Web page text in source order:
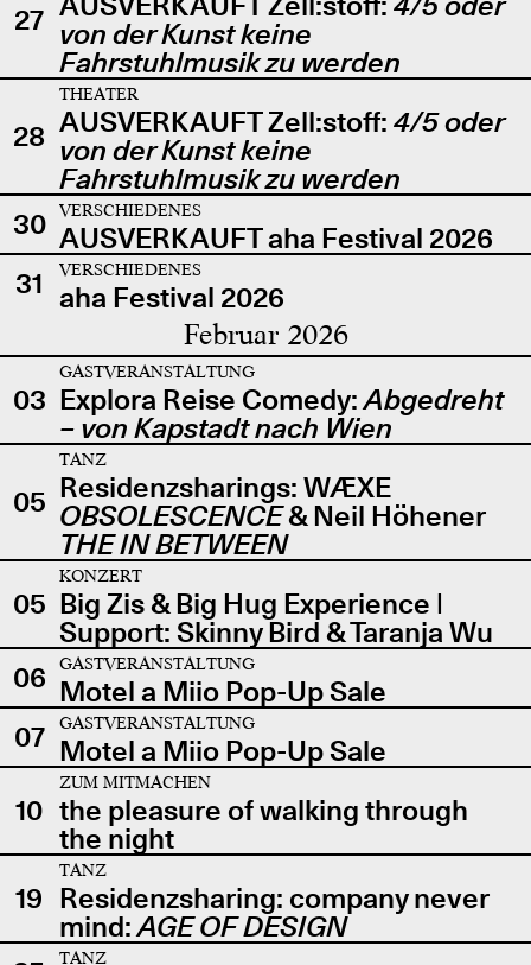
27 von der Kunst keine
Fahrstuhlmusik zu werden
28
THEATER
AUSVERKAUFT Zell:stoff: 4/5 oder
von der Kunst keine
Fahrstuhlmusik zu werden
30
VERSCHIEDENES
AUSVERKAUFT aha Festival 2026
31
VERSCHIEDENES
aha Festival 2026
Februar 2026
03
GASTVERANSTALTUNG
Explora Reise Comedy:Abgedreht
– von Kapstadt nach Wien
05
TANZ
Residenzsharings: WÆXE
OBSOLESCENCE& Neil Höhener
THE IN BETWEEN
05
KONZERT
Big Zis & Big Hug Experience |
Support: Skinny Bird & Taranja Wu
06
GASTVERANSTALTUNG
Motel a Miio Pop-Up Sale
07
GASTVERANSTALTUNG
Motel a Miio Pop-Up Sale
10
ZUM MITMACHEN
the pleasure of walking through
the night
19
TANZ
Residenzsharing: company never
mind:AGE OF DESIGN
TANZ